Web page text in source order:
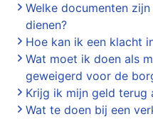
Welke documenten
dienen?
Hoe kan ik een klacht
Wat moet ik doen als
geweigerd voor de
Krijg ik mijn geld terug
Wat te doen bij een